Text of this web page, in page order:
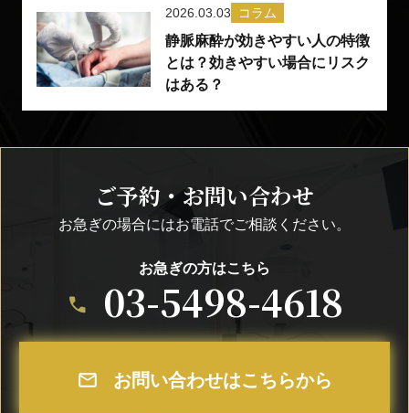
2026.03.03 コラム
静脈麻酔が効きやすい人の特徴
とは？効きやすい場合にリスク
はある？
ご予約・お問い合わせ
お急ぎの場合にはお電話でご相談ください。
お急ぎの方はこちら
03-5498-4618
お問い合わせはこちらから